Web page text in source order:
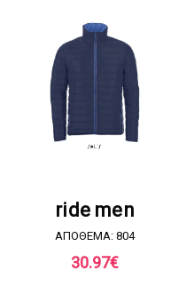
ride men
ΑΠΟΘΕΜΑ: 804
30.97€